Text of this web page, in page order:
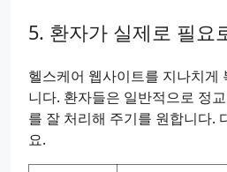
환자가 실제로 필요
헬스케어 웹사이트를 지나치게
니다. 환자들은 일반적으로 정
를 잘 처리해 주기를 원합니다.
요.